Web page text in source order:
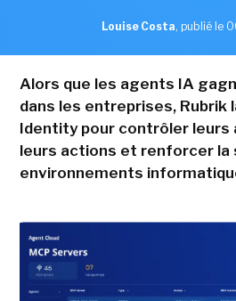
Louise Costa, publié le
Alors que les agents IA
dans les entreprises, Rubrik
Identity pour contrôler leurs
leurs actions et renforcer la
environnements